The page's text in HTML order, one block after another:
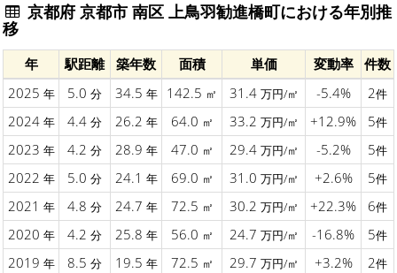
京都府 京都市 南区 上鳥羽勧進橋町における年別推
移
年 駅距離 築年数 面積 単価 変動率
件数
2025 年 5.0 分 34.5 年 142.5 ㎡ 31.4 万円/㎡ -5.4% 2件
2024 年 4.4 分 26.2 年 64.0 ㎡ 33.2 万円/㎡ +12.9% 5件
2023 年 4.2 分 28.9 年 47.0 ㎡ 29.4 万円/㎡ -5.2% 5件
2022 年 5.0 分 24.1 年 69.0 ㎡ 31.0 万円/㎡ +2.6% 5件
2021 年 4.8 分 24.7 年 72.5 ㎡ 30.2 万円/㎡ +22.3% 6件
2020 年 4.2 分 25.8 年 56.0 ㎡ 24.7 万円/㎡ -16.8% 5件
2019 年 8.5 分 19.5 年 72.5 ㎡ 29.7 万円/㎡ +3.2% 2件